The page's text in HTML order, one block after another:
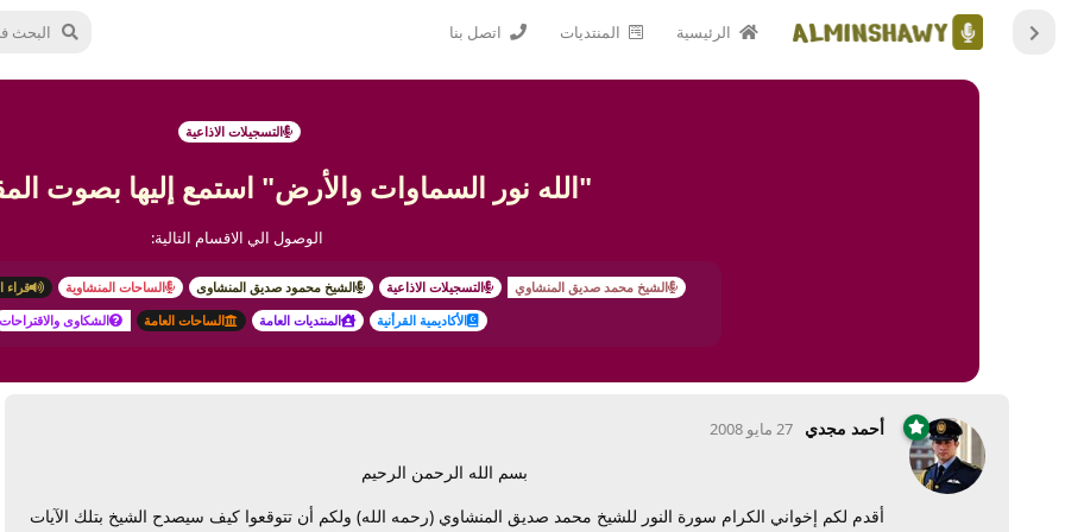
الرئيسية المنتديات اتصل بنا
التسجيلات الاذاعية
"الله نور السماوات والأرض" استمع إليها بصوت
الوصول الي الاقسام التالية:
الشيخ محمد صديق المنشاوي التسجيلات الاذاعية الشيخ محمود صديق المنشاوى الساحات المنشاوية قراء
الأكاديمية القرأنية
المنتديات العامة الساحات العامة الشكاوى والاقتراحات
أحمد مجدي 27 مايو 2008
بسم الله الرحمن الرحيم
أقدم لكم إخواني الكرام سورة النور للشيخ محمد صديق المنشاوي (رحمه الله) ولكم أن تتوقعوا كيف سيصدح الشيخ بتلك الآيات